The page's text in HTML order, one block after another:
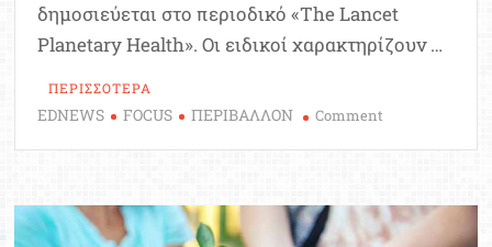
δημοσιεύεται στο περιοδικό «The Lancet
Planetary Health». Οι ειδικοί χαρακτηρίζουν …
ΠΕΡΙΣΣΟΤΕΡΑ
EDNEWS FOCUS ΠΕΡΙΒΑΛΛΟΝ Comment
σιωπηλή
«δολοφόνος»